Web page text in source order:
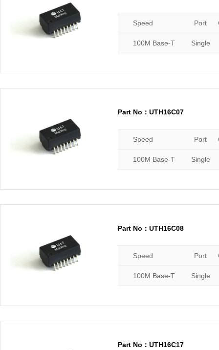
Speed Port
100M Base-T Single
Part No：UTH16C07
Speed Port
100M Base-T Single
Part No：UTH16C08
Speed Port
100M Base-T Single
Part No：UTH16C17